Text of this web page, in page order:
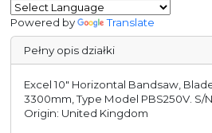
Powered by Translate
Pełny opis działki
Excel 10" Horizontal Bandsaw,
3300mm, Type Model PBS250V. S/
Origin: United Kingdom